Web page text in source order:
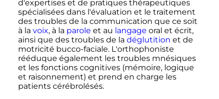
d'expertises et de pratiques thérapeutiques
spécialisées dans l'évaluation et le traitement
des troubles de la communication que ce soit
à la voix, à la parole et au langage oral et écrit,
ainsi que des troubles de la déglutition et de
motricité bucco-faciale. L'orthophoniste
rééduque également les troubles mnésiques
et les fonctions cognitives (mémoire, logique
et raisonnement) et prend en charge les
patients cérébrolésés.